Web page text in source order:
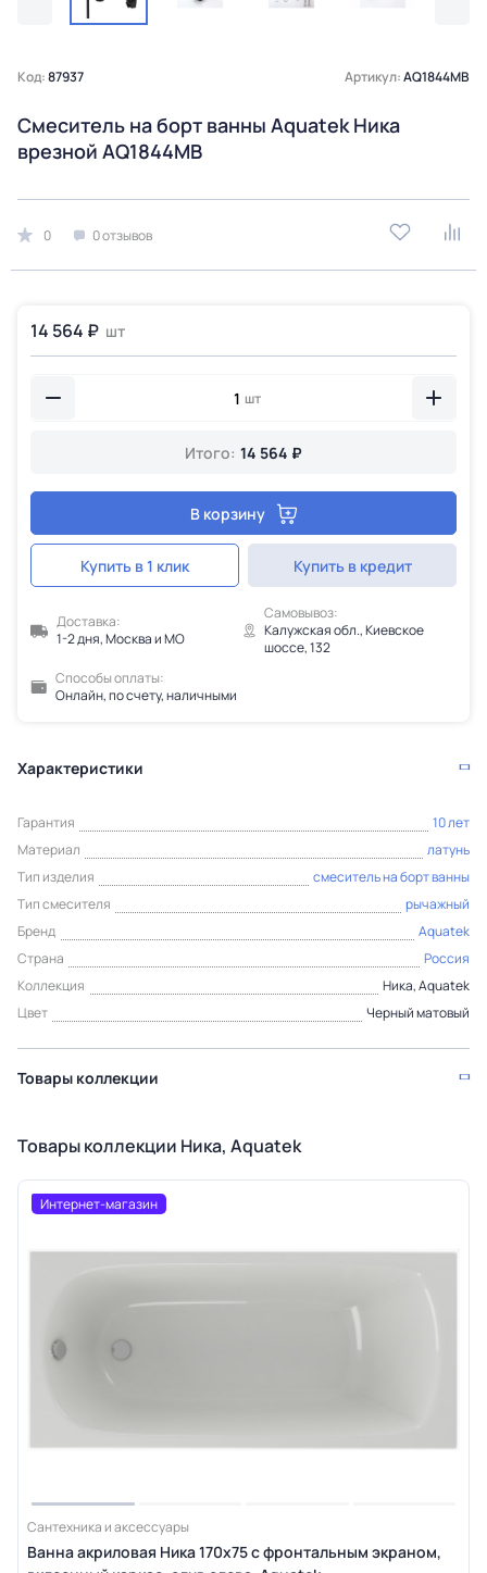
Код:87937 Артикул:AQ1844MB
Смеситель на борт ванны Aquatek Ника
врезной AQ1844MB
0 0 отзывов
14 564 ₽ шт
шт
Итого: 14 564 ₽
В корзину
Купить в 1 клик Купить в кредит
Доставка:
1-2 дня, Москва и МО
Самовывоз:
Калужская обл., Киевское
шоссе, 132
Способы оплаты:
Онлайн, по счету, наличными
Характеристики
Гарантия
10 лет
Материал
латунь
Тип изделия
смеситель на борт ванны
Тип смесителя
рычажный
Бренд
Aquatek
Страна
Россия
Коллекция
Ника, Aquatek
Цвет
Черный матовый
Товары коллекции
Товары коллекции Ника, Aquatek
Интернет-магазин
Сантехника и аксессуары
Ванна акриловая Ника 170х75 с фронтальным экраном,